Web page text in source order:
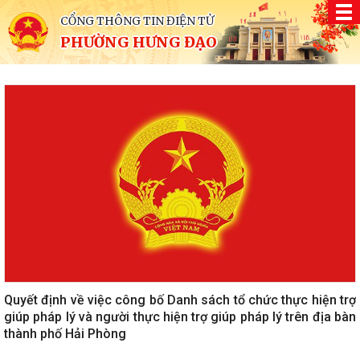
CỔNG THÔNG TIN ĐIỆN TỬ
PHƯỜNG HƯNG ĐẠO
Quyết định về việc công bố Danh sách tổ chức thực hiện trợ
giúp pháp lý và người thực hiện trợ giúp pháp lý trên địa bàn
thành phố Hải Phòng